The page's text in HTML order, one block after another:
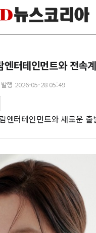
터테인먼트와 전속
발행 2026-05-28 05:49
엔터테인먼트와 새로운 출